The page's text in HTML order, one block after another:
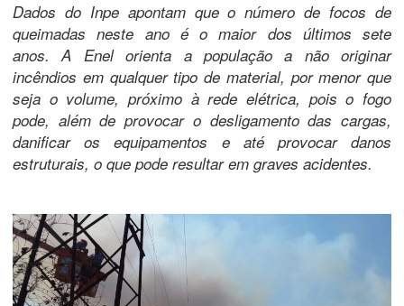
Dados do Inpe apontam que o número de focos de
queimadas neste ano é o maior dos últimos sete
anos. A Enel orienta a população a não originar
incêndios em qualquer tipo de material, por menor que
seja o volume, próximo à rede elétrica, pois o fogo
pode, além de provocar o desligamento das cargas,
danificar os equipamentos e até provocar danos
estruturais, o que pode resultar em graves acidentes.